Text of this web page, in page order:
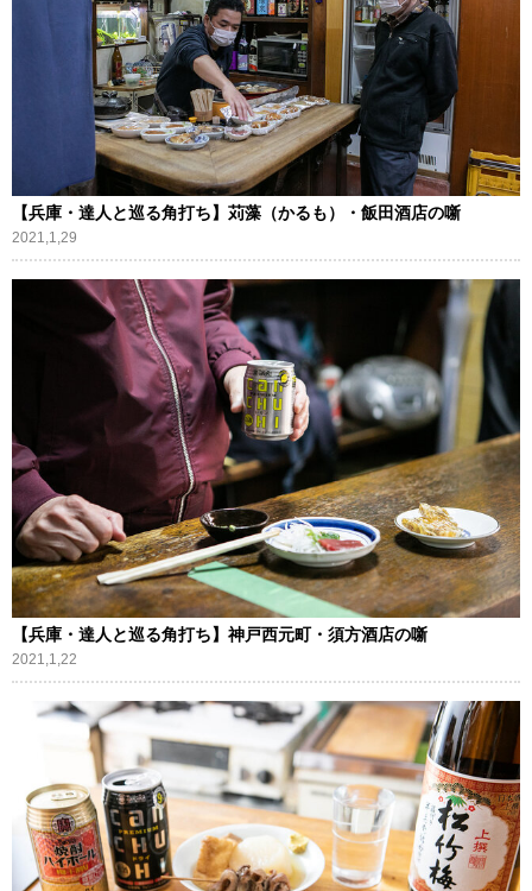
【兵庫・達人と巡る角打ち】苅藻（かるも）・飯田酒店の噺
2021,1,29
【兵庫・達人と巡る角打ち】神戸西元町・須方酒店の噺
2021,1,22